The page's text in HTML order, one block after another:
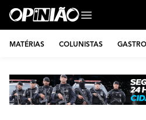
MATÉRIAS COLUNISTAS